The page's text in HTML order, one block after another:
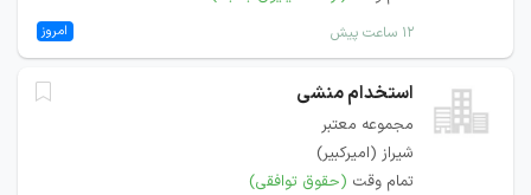
۱۲ ساعت پیش امروز
استخدام منشی
مجموعه معتبر
شیراز (امیرکبیر)
تمام وقت (حقوق توافقی)